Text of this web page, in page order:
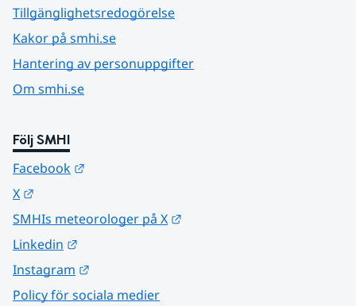
Tillgänglighetsredogörelse
Kakor på smhi.se
Hantering av personuppgifter
Om smhi.se
Följ SMHI
Facebook
X
SMHIs meteorologer på X
Linkedin
Instagram
Policy för sociala medier